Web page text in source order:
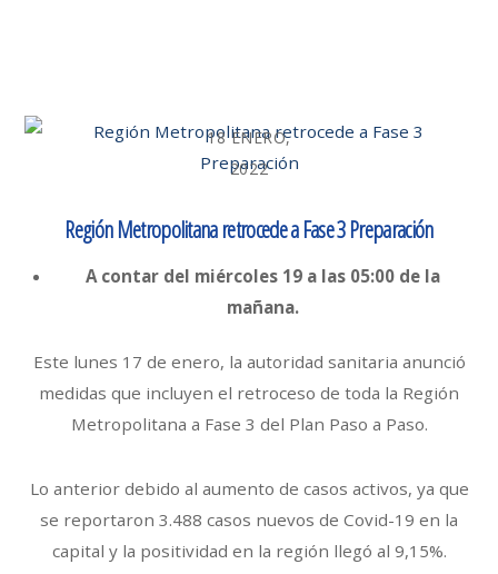
18 ENERO,
2022
Región Metropolitana retrocede a Fase 3 Preparación
A contar del miércoles 19 a las 05:00 de la
mañana.
Este lunes 17 de enero, la autoridad sanitaria anunció
medidas que incluyen el retroceso de toda la Región
Metropolitana a Fase 3 del Plan Paso a Paso.
Lo anterior debido al aumento de casos activos, ya que
se reportaron 3.488 casos nuevos de Covid-19 en la
capital y la positividad en la región llegó al 9,15%.